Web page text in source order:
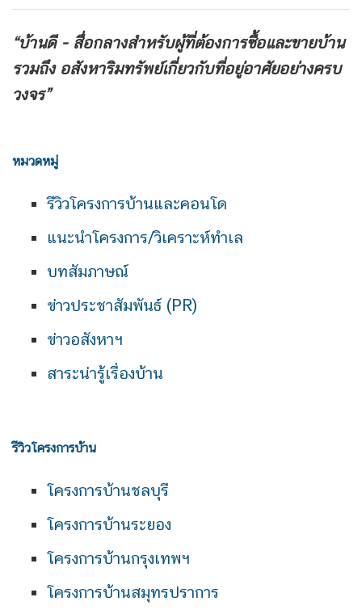
“บ้านดี - สื่อกลางสำหรับผู้ที่ต้องการซื้อและขายบ้าน
รวมถึง อสังหาริมทรัพย์เกี่ยวกับที่อยู่อาศัยอย่างครบ
วงจร”
หมวดหมู่
รีวิวโครงการบ้านและคอนโด
แนะนำโครงการ/วิเคราะห์ทำเล
บทสัมภาษณ์
ข่าวประชาสัมพันธ์ (PR)
ข่าวอสังหาฯ
สาระน่ารู้เรื่องบ้าน
รีวิวโครงการบ้าน
โครงการบ้านชลบุรี
โครงการบ้านระยอง
โครงการบ้านกรุงเทพฯ
โครงการบ้านสมุทรปราการ